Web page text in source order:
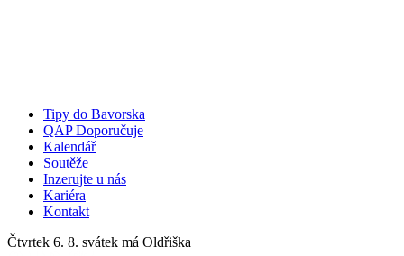
Tipy do Bavorska
QAP Doporučuje
Kalendář
Soutěže
Inzerujte u nás
Kariéra
Kontakt
Čtvrtek 6. 8. svátek má Oldřiška